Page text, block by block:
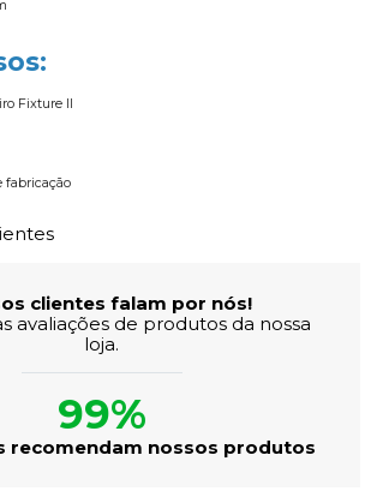
Fixture II
fabricação
clientes falam por nós!
avaliações de produtos da nossa
loja.
99%
recomendam nossos produtos